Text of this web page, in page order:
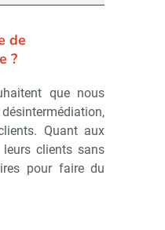
de
?
que nous
Quant aux
clients sans
pour faire du
vous à notre newsletter